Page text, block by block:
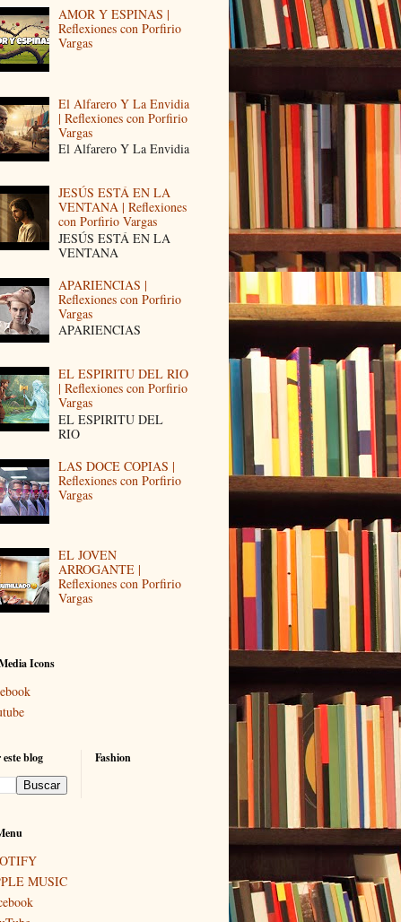
AMOR Y ESPINAS |
Reflexiones con Porfirio
Vargas
El Alfarero Y La Envidia
| Reflexiones con Porfirio
Vargas
El Alfarero Y La Envidia
JESÚS ESTÁ EN LA
VENTANA | Reflexiones
con Porfirio Vargas
JESÚS ESTÁ EN LA
VENTANA
APARIENCIAS |
Reflexiones con Porfirio
Vargas
APARIENCIAS
EL ESPIRITU DEL RIO
| Reflexiones con Porfirio
Vargas
EL ESPIRITU DEL
RIO
LAS DOCE COPIAS |
Reflexiones con Porfirio
Vargas
EL JOVEN
ARROGANTE |
Reflexiones con Porfirio
Vargas
Icons
blog Fashion
MUSIC